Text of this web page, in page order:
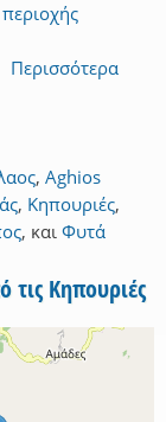
Περισσότερα
, Aghios
, Κηπουριές,
, και Φυτά
Κηπουριές